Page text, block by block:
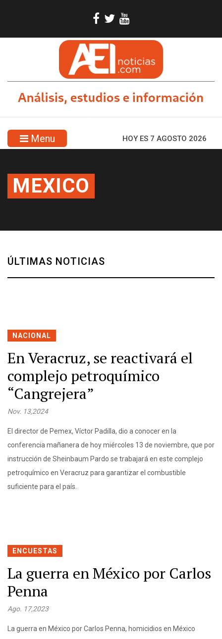
Menu HOY ES 7 AGOSTO 2026
MEXICO
ÚLTIMAS NOTICIAS
NACIONAL
En Veracruz, se reactivará el
complejo petroquímico
“Cangrejera”
Nov. 13,2024
El director de Pemex, Víctor Padilla, dio a conocer en la
conferencia mañanera de hoy miércoles 13 de noviembre, que por
instrucción de Sheinbaum Pardo se trabajará en este complejo
petroquímico en Veracruz para garantizar el combustible
suficiente para el país.
ENCUESTAS
La guerra en México por Carlos
Penna
Ago. 17,2023
La guerra en México por Carlos Penna, homicidios en México